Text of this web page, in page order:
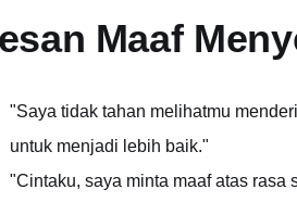
Maaf
"Saya tidak tahan melihatmu
untuk menjadi lebih baik."
"Cintaku, saya minta maaf atas rasa